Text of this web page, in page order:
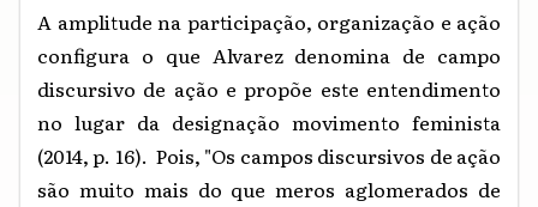
A amplitude na participação, organização e ação
configura o que Alvarez denomina de campo
discursivo de ação e propõe este entendimento
no lugar da designação movimento feminista
(2014, p. 16). Pois, "Os campos discursivos de ação
são muito mais do que meros aglomerados de